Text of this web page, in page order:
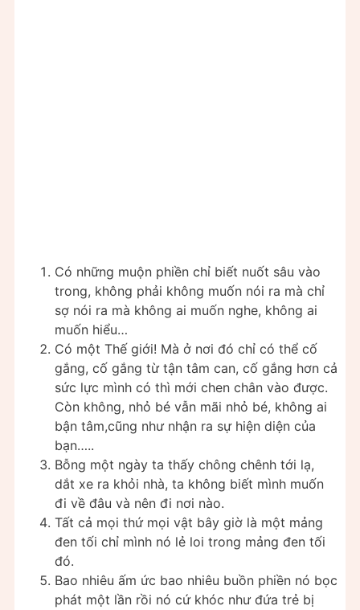
Có những muộn phiền chỉ biết nuốt sâu vào
trong, không phải không muốn nói ra mà chỉ
sợ nói ra mà không ai muốn nghe, không ai
muốn hiểu…
Có một Thế giới! Mà ở nơi đó chỉ có thể cố
gắng, cố gắng từ tận tâm can, cố gắng hơn cả
sức lực mình có thì mới chen chân vào được.
Còn không, nhỏ bé vẫn mãi nhỏ bé, không ai
bận tâm,cũng như nhận ra sự hiện diện của
bạn…..
Bỗng một ngày ta thấy chông chênh tới lạ,
dắt xe ra khỏi nhà, ta không biết mình muốn
đi về đâu và nên đi nơi nào.
Tất cả mọi thứ mọi vật bây giờ là một mảng
đen tối chỉ mình nó lẻ loi trong mảng đen tối
đó.
Bao nhiêu ấm ức bao nhiêu buồn phiền nó bọc
phát một lần rồi nó cứ khóc như đứa trẻ bị